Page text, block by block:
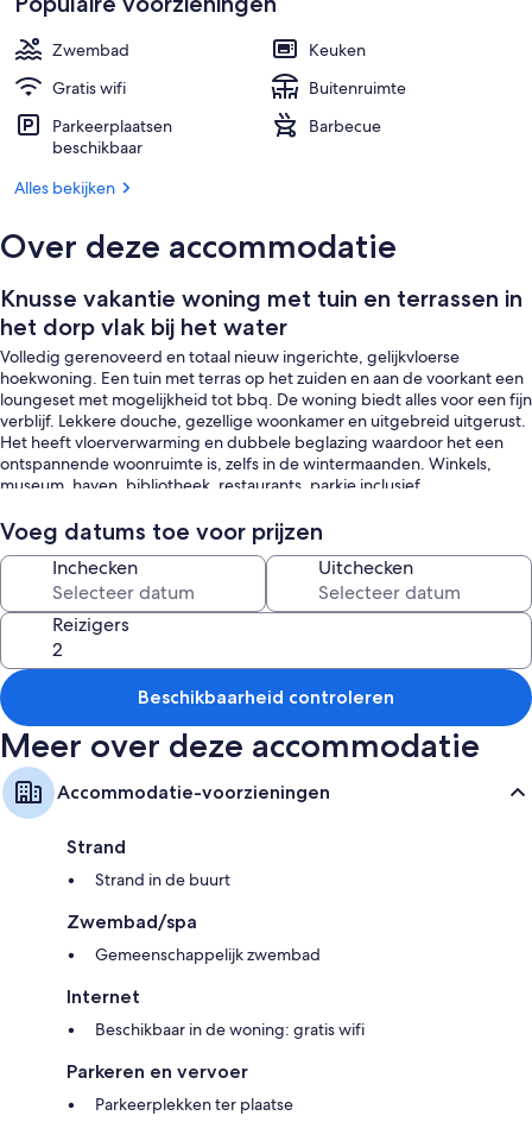
Een smart-tv
Zwembad
Keuken
Gratis wifi
Buitenruimte
Parkeerplaatsen
beschikbaar
Barbecue
Alles bekijken
Over deze accommodatie
Knusse vakantie woning met tuin en terrassen in
het dorp vlak bij het water
Volledig gerenoveerd en totaal nieuw ingerichte, gelijkvloerse
hoekwoning. Een tuin met terras op het zuiden en aan de voorkant een
loungeset met mogelijkheid tot bbq. De woning biedt alles voor een fijn
verblijf. Lekkere douche, gezellige woonkamer en uitgebreid uitgerust.
Het heeft vloerverwarming en dubbele beglazing waardoor het een
ontspannende woonruimte is, zelfs in de wintermaanden. Winkels,
museum, haven, bibliotheek, restaurants, parkje inclusief
loopafstand. Perfecte uitvalbasis voor mooie fietstochten, door de
sluimerende dorpjes met eeuwenoude historie en dorpskernen die je
nog lang zult herinneren en langs de Oosterschelde met de onlangs
verzwaarde dijken. Waar prachtige fietspaden aangelegd zijn. Er is een
schuurtje waar de fietsen prima kunnen overnachten en de accu's
opgeladen kunnen worden! Gratis parkeerplaats achter de woning.
Voeg datums toe voor prijzen
Inchecken Uitchecken
Reizigers
Beschikbaarheid controleren
Meer over deze accommodatie
Accommodatie-voorzieningen
Strand
Strand in de buurt
Zwembad/spa
Gemeenschappelijk zwembad
Internet
Beschikbaar in de woning: gratis wifi
Parkeren en vervoer
Parkeerplekken ter plaatse